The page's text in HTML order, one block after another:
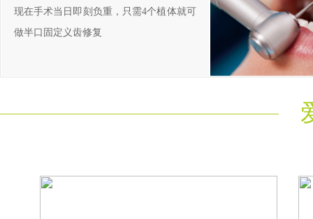
现在手术当日即刻负重，只需4个植体就可
做半口固定义齿修复